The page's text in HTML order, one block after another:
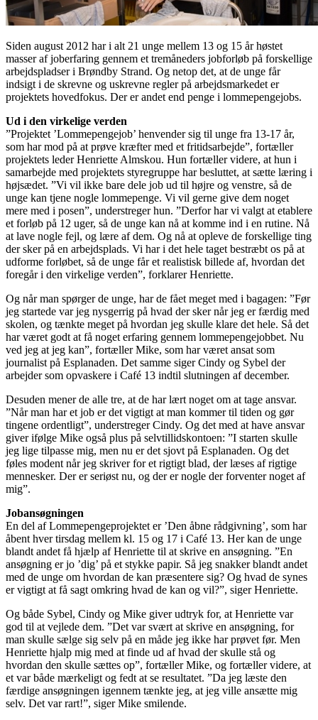
Siden august 2012 har i alt 21 unge mellem 13 og 15 år høstet
masser af joberfaring gennem et tremåneders jobforløb på forskellige
arbejdspladser i Brøndby Strand. Og netop det, at de unge får
indsigt i de skrevne og uskrevne regler på arbejdsmarkedet er
projektets hovedfokus. Der er andet end penge i lommepengejobs.
Ud i den virkelige verden
”Projektet ’Lommepengejob’ henvender sig til unge fra 13-17 år,
som har mod på at prøve kræfter med et fritidsarbejde”, fortæller
projektets leder Henriette Almskou. Hun fortæller videre, at hun i
samarbejde med projektets styregruppe har besluttet, at sætte læring i
højsædet. ”Vi vil ikke bare dele job ud til højre og venstre, så de
unge kan tjene nogle lommepenge. Vi vil gerne give dem noget
mere med i posen”, understreger hun. ”Derfor har vi valgt at etablere
et forløb på 12 uger, så de unge kan nå at komme ind i en rutine. Nå
at lave nogle fejl, og lære af dem. Og nå at opleve de forskellige ting
der sker på en arbejdsplads. Vi har i det hele taget bestræbt os på at
udforme forløbet, så de unge får et realistisk billede af, hvordan det
foregår i den virkelige verden”, forklarer Henriette.
Og når man spørger de unge, har de fået meget med i bagagen: ”Før
jeg startede var jeg nysgerrig på hvad der sker når jeg er færdig med
skolen, og tænkte meget på hvordan jeg skulle klare det hele. Så det
har været godt at få noget erfaring gennem lommepengejobbet. Nu
ved jeg at jeg kan”, fortæller Mike, som har været ansat som
journalist på Esplanaden. Det samme siger Cindy og Sybel der
arbejder som opvaskere i Café 13 indtil slutningen af december.
Desuden mener de alle tre, at de har lært noget om at tage ansvar.
”Når man har et job er det vigtigt at man kommer til tiden og gør
tingene ordentligt”, understreger Cindy. Og det med at have ansvar
giver ifølge Mike også plus på selvtillidskontoen: ”I starten skulle
jeg lige tilpasse mig, men nu er det sjovt på Esplanaden. Og det
føles modent når jeg skriver for et rigtigt blad, der læses af rigtige
mennesker. Der er seriøst nu, og der er nogle der forventer noget af
mig”.
Jobansøgningen
En del af Lommepengeprojektet er ’Den åbne rådgivning’, som har
åbent hver tirsdag mellem kl. 15 og 17 i Café 13. Her kan de unge
blandt andet få hjælp af Henriette til at skrive en ansøgning. ”En
ansøgning er jo ’dig’ på et stykke papir. Så jeg snakker blandt andet
med de unge om hvordan de kan præsentere sig? Og hvad de synes
er vigtigt at få sagt omkring hvad de kan og vil?”, siger Henriette.
Og både Sybel, Cindy og Mike giver udtryk for, at Henriette var
god til at vejlede dem. ”Det var svært at skrive en ansøgning, for
man skulle sælge sig selv på en måde jeg ikke har prøvet før. Men
Henriette hjalp mig med at finde ud af hvad der skulle stå og
hvordan den skulle sættes op”, fortæller Mike, og fortæller videre, at
et var både mærkeligt og fedt at se resultatet. ”Da jeg læste den
færdige ansøgningen igennem tænkte jeg, at jeg ville ansætte mig
selv. Det var rart!”, siger Mike smilende.